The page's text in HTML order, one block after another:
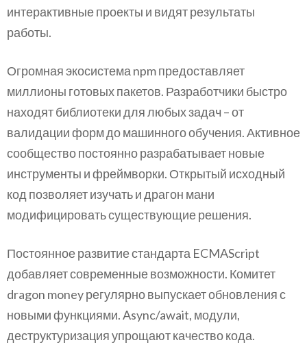
интерактивные проекты и видят результаты
работы.
Огромная экосистема npm предоставляет
миллионы готовых пакетов. Разработчики быстро
находят библиотеки для любых задач – от
валидации форм до машинного обучения. Активное
сообщество постоянно разрабатывает новые
инструменты и фреймворки. Открытый исходный
код позволяет изучать и драгон мани
модифицировать существующие решения.
Постоянное развитие стандарта ECMAScript
добавляет современные возможности. Комитет
dragon money регулярно выпускает обновления с
новыми функциями. Async/await, модули,
деструктуризация упрощают качество кода.